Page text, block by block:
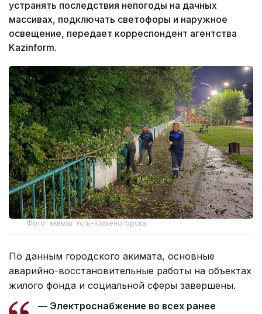
устранять последствия непогоды на дачных
массивах, подключать светофоры и наружное
освещение, передает корреспондент агентства
Kazinform.
Фото: акимат Усть-Каменогорска
По данным городского акимата, основные
аварийно-восстановительные работы на объектах
жилого фонда и социальной сферы завершены.
— Электроснабжение во всех ранее